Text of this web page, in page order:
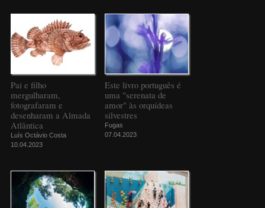
Pai e filho
mergulharam,
fotografaram e
desenharam a Almada
Atlântica
Luís Octávio Costa
10.04.2023
Este livro português é
uma "serenata de
amor" às orquídeas
silvestres
Fugas
07.04.2023